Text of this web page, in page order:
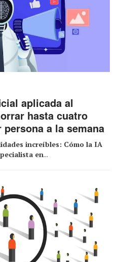
aplicada al
hasta cuatro
a la semana
increíbles: Cómo la IA
en...